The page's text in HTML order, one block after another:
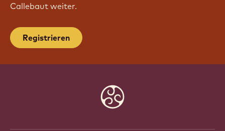
Callebaut weiter.
Registrieren